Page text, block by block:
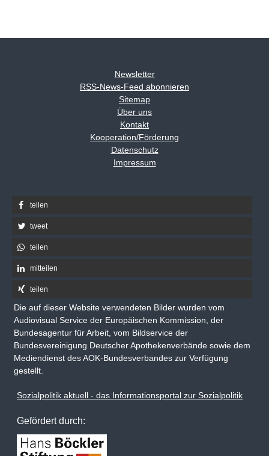
Newsletter
RSS-News-Feed abonnieren
Sitemap
Über uns
Kontakt
Kooperation/Förderung
Datenschutz
Impressum
teilen
tweet
teilen
mitteilen
teilen
Die auf dieser Website verwendeten Bilder wurden vom
Audiovisual Service der Europäischen Kommission, der
Bundesagentur für Arbeit, vom Bildservice der
Bundesvereinigung Deutscher Apothekenverbände sowie dem
Mediendienst des AOK-Bundesverbandes zur Verfügung
gestellt.
Sozialpolitik aktuell - das Informationsportal zur Sozialpolitik
Gefördert durch: